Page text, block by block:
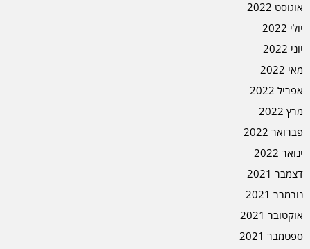
אוגוסט 2022
יולי 2022
יוני 2022
מאי 2022
אפריל 2022
מרץ 2022
פברואר 2022
ינואר 2022
דצמבר 2021
נובמבר 2021
אוקטובר 2021
ספטמבר 2021